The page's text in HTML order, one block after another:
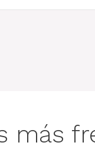
más